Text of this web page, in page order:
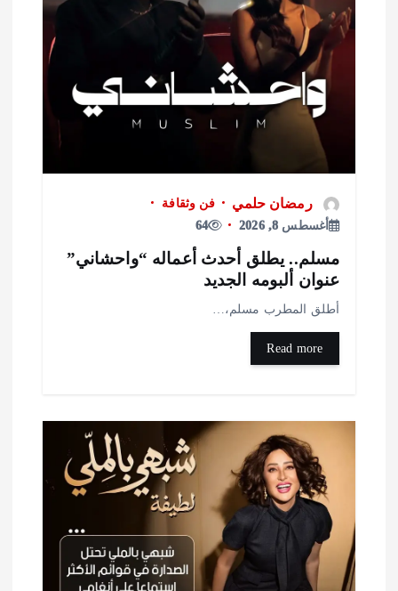
رمضان حلمي
فن وثقافة
أغسطس 8, 2026
64
يطلق أحدث أعماله “واحشاني”
ألبومه الجديد
المطرب مسلم،…